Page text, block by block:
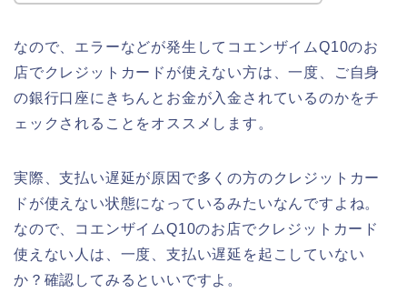
なので、エラーなどが発生してコエンザイムQ10のお
店でクレジットカードが使えない方は、一度、ご自身
の銀行口座にきちんとお金が入金されているのかをチ
ェックされることをオススメします。
実際、支払い遅延が原因で多くの方のクレジットカー
ドが使えない状態になっているみたいなんですよね。
なので、コエンザイムQ10のお店でクレジットカード
使えない人は、一度、支払い遅延を起こしていない
か？確認してみるといいですよ。